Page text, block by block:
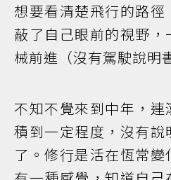
想要看清楚飛行的路
蔽了自己眼前的視野
械前進（沒有駕駛說明
不知不覺來到中年，連
積到一定程度，沒有
了。修行是活在恆常